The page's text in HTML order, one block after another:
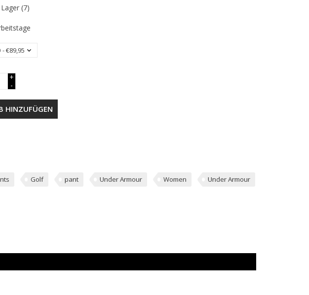
(7)
+
-
HINZUFÜGEN
Golf pant Under Armour Women Under Armour